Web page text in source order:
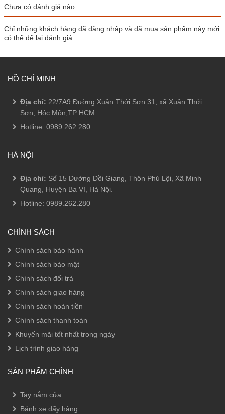
Chưa có đánh giá nào.
Chỉ những khách hàng đã đăng nhập và đã mua sản phẩm này mới
có thể để lại đánh giá.
HỒ CHÍ MINH
Địa chỉ: 22/7A9 Đường Xuân Thới Sơn 31, xã Xuân Thới
Sơn, Hóc Môn,TP HCM.
Hotline: 0989.262.280
HÀ NỘI
Địa chỉ: Số 15 Đường Đồi Giang, Thôn Phú Lội, Xã Minh
Quang, Huyện Ba Vì, Hà Nội.
Hotline: 0989.262.280
CHÍNH SÁCH
Chính sách bảo hành
Chính sách bảo mật
Chính sách đổi trả
Chính sách giao hàng
Chính sách hoàn tiền
Chính sách thanh toán
Khuyến mãi tốt nhất trong ngày
Lịch trình giao hàng
SẢN PHẨM CHÍNH
Tay nắm cửa
Bánh xe đẩy hàng